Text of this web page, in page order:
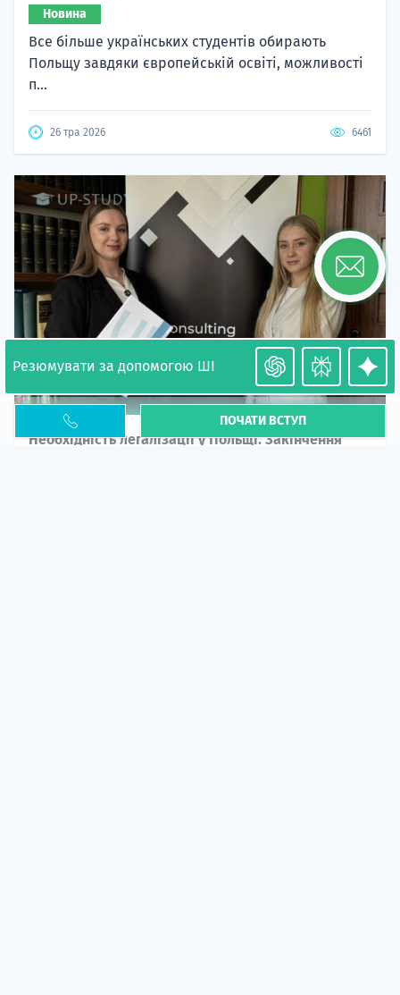
ПОЧАТИ ВСТУП
Новина
Все більше українських студентів обирають
Польщу завдяки європейській освіті, можливості
п...
26 тра 2026 6461
Необхідність легалізації у Польщі. Закінчення
Резюмувати за допомогою ШІ